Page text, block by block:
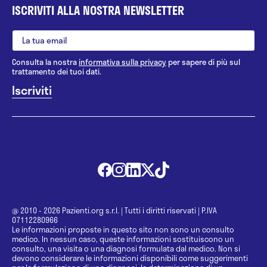
ISCRIVITI ALLA NOSTRA NEWSLETTER
Consulta la nostrainformativa sulla privacy per sapere di più sul
trattamento dei tuoi dati.
@ 2010 - 2026 Pazienti.org s.r.l. | Tutti i diritti riservati | P.IVA
07112280966
Le informazioni proposte in questo sito non sono un consulto
medico. In nessun caso, queste informazioni sostituiscono un
consulto, una visita o una diagnosi formulata dal medico. Non si
devono considerare le informazioni disponibili come suggerimenti